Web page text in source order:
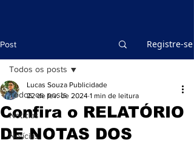
Post Registre-se
Todos os posts
Notícias
Notícias
Todos os posts
Confira o RELATÓRIO
DE NOTAS DOS
Lucas Souza Publicidade
22 de fev. de 2024 1 min de leitura